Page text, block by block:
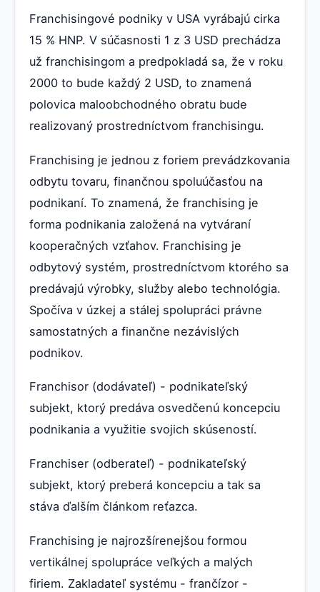
Franchisingové podniky v USA vyrábajú cirka
15 % HNP. V súčasnosti 1 z 3 USD prechádza
už franchisingom a predpokladá sa, že v roku
2000 to bude každý 2 USD, to znamená
polovica maloobchodného obratu bude
realizovaný prostredníctvom franchisingu.
Franchising je jednou z foriem prevádzkovania
odbytu tovaru, finančnou spoluúčasťou na
podnikaní. To znamená, že franchising je
forma podnikania založená na vytváraní
kooperačných vzťahov. Franchising je
odbytový systém, prostredníctvom ktorého sa
predávajú výrobky, služby alebo technológia.
Spočíva v úzkej a stálej spolupráci právne
samostatných a finančne nezávislých
podnikov.
Franchisor (dodávateľ) - podnikateľský
subjekt, ktorý predáva osvedčenú koncepciu
podnikania a využitie svojich skúseností.
Franchiser (odberateľ) - podnikateľský
subjekt, ktorý preberá koncepciu a tak sa
stáva ďalším článkom reťazca.
Franchising je najrozšírenejšou formou
vertikálnej spolupráce veľkých a malých
firiem. Zakladateľ systému - frančízor -